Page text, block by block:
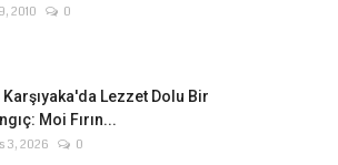
2010 0
Karşıyaka'da Lezzet Dolu Bir
Moi Fırın...
3, 2026 0